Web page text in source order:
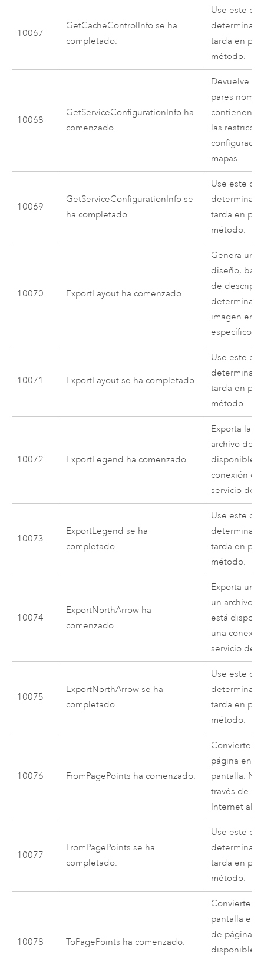
10067
GetCacheControlInfo se ha
completado.
Use este
determinar
tarda en
método.
10068
GetServiceConfigurationInfo ha
comenzado.
Devuelve
pares
contienen
las
mapas.
10069
GetServiceConfigurationInfo se
ha completado.
Use este
determinar
tarda en
método.
10070 ExportLayout ha comenzado.
Genera una
diseño,
de
imagen en
específico
10071 ExportLayout se ha completado.
Use este
determinar
tarda en
método.
10072 ExportLegend ha comenzado.
Exporta la
archivo de
disponible
conexión
servicio de
10073
ExportLegend se ha
completado.
Use este
determinar
tarda en
método.
10074
ExportNorthArrow ha
comenzado.
Exporta un
un archivo
está
una
servicio de
10075
ExportNorthArrow se ha
completado.
Use este
determinar
tarda en
método.
10076 FromPagePoints ha comenzado.
Convierte
página en
pantalla.
través de
Internet al
10077
FromPagePoints se ha
completado.
Use este
determinar
tarda en
método.
10078 ToPagePoints ha comenzado.
Convierte
pantalla en
de página.
disponible